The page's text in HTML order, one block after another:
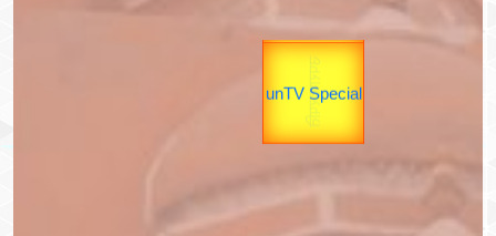
उप प्रधानमंत्री Valentine'sयात्रा
Gold Rate